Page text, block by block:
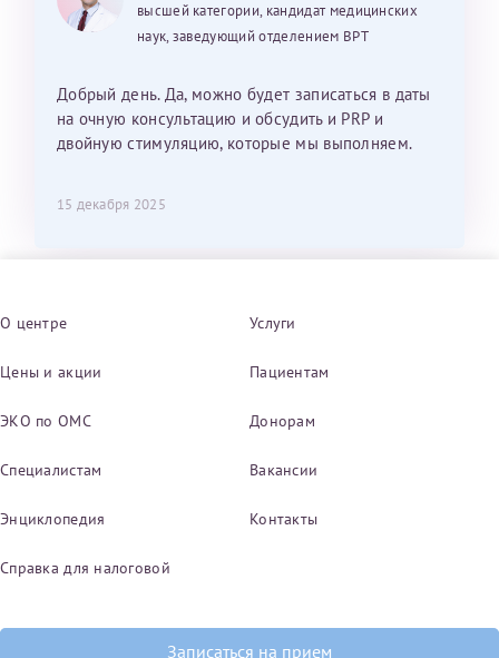
высшей категории, кандидат медицинских
наук, заведующий отделением ВРТ
Добрый день. Да, можно будет записаться в даты
на очную консультацию и обсудить и PRP и
двойную стимуляцию, которые мы выполняем.
15 декабря 2025
О центре Услуги
Цены и акции Пациентам
ЭКО по ОМС Донорам
Специалистам Вакансии
Энциклопедия Контакты
Справка для налоговой
Записаться на прием